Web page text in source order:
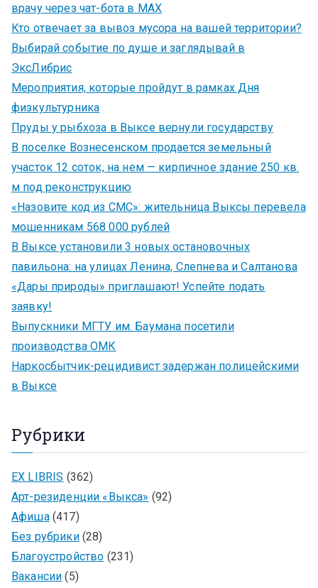
врачу через чат-бота в MAX
Кто отвечает за вывоз мусора на вашей территории?
Выбирай событие по душе и заглядывай в
ЭксЛибрис
Мероприятия, которые пройдут в рамках Дня
физкультурника
Пруды у рыбхоза в Выксе вернули государству
В поселке Вознесенском продается земельный
участок 12 соток, на нем — кирпичное здание 250 кв.
м под реконструкцию
«Назовите код из СМС»: жительница Выксы перевела
мошенникам 568 000 рублей
В Выксе установили 3 новых остановочных
павильона: на улицах Ленина, Слепнева и Салтанова
«Дары природы» приглашают! Успейте подать
заявку!
Выпускники МГТУ им. Баумана посетили
производства ОМК
Наркосбытчик-рецидивист задержан полицейскими
в Выксе
Рубрики
EX LIBRIS (362)
Арт-резиденции «Выкса» (92)
Афиша(417)
Без рубрики(28)
Благоустройство (231)
Вакансии (5)